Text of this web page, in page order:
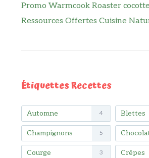
Promo Warmcook Roaster cocotte
Ressources Offertes Cuisine
Étiquettes Recettes
Automne 4 Blettes
Champignons 5
Courge 3 Crêpes